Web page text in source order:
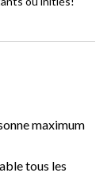
maximum
tous les